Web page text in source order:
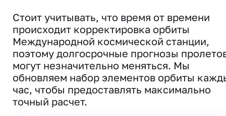
Стоит учитывать, что время от времени
происходит корректировка орбиты
Международной космической станции,
поэтому долгосрочные прогнозы
могут незначительно меняться. Мы
обновляем набор элементов орбиты
час, чтобы предоставлять максимально
точный расчет.